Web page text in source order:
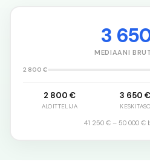
3
MEDIAANI
2 800 €
2 800 €
ALOITTELIJA
3 650 €
KESKITASO
41 250 € – 50 000 €